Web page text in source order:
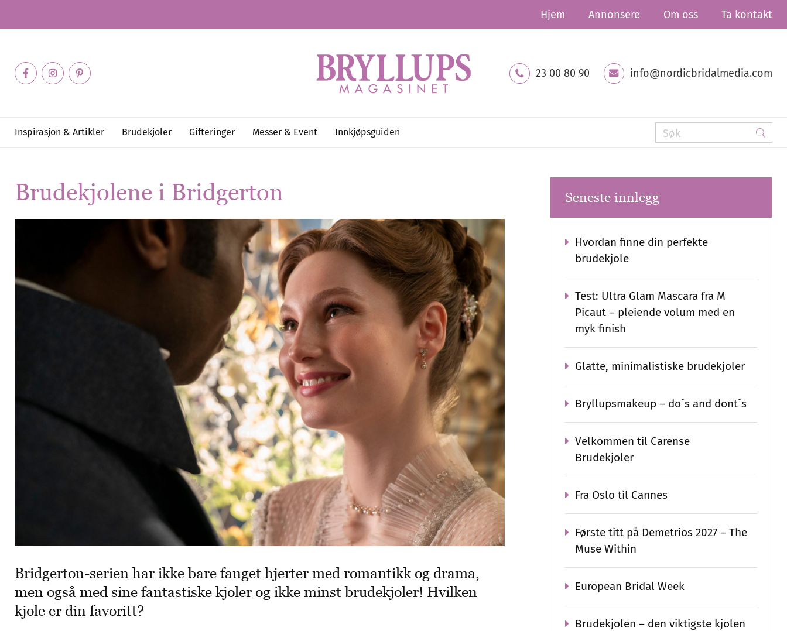
Hjem Annonsere Om oss Ta kontakt
23 00 80 90 info@nordicbridalmedia.com
Inspirasjon & Artikler Brudekjoler Gifteringer Messer & Event Innkjøpsguiden
Brudekjolene i Bridgerton
Bridgerton-serien har ikke bare fanget hjerter med romantikk og drama,
men også med sine fantastiske kjoler og ikke minst brudekjoler! Hvilken
kjole er din favoritt?
Seneste innlegg
Hvordan finne din perfekte
brudekjole
Test: Ultra Glam Mascara fra M
Picaut – pleiende volum med en
myk finish
Glatte, minimalistiske brudekjoler
Bryllupsmakeup – do´s and dont´s
Velkommen til Carense
Brudekjoler
Fra Oslo til Cannes
Første titt på Demetrios 2027 – The
Muse Within
European Bridal Week
Brudekjolen – den viktigste kjolen